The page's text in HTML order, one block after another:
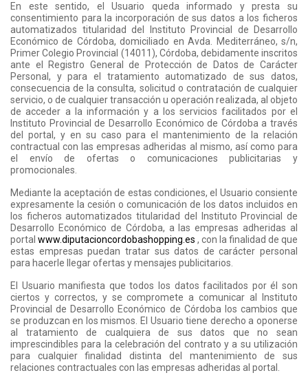
En este sentido, el Usuario queda informado y presta su
consentimiento para la incorporación de sus datos a los ficheros
automatizados titularidad del Instituto Provincial de Desarrollo
Económico de Córdoba, domiciliado en Avda. Mediterráneo, s/n,
Primer Colegio Provincial (14011), Córdoba, debidamente inscritos
ante el Registro General de Protección de Datos de Carácter
Personal, y para el tratamiento automatizado de sus datos,
consecuencia de la consulta, solicitud o contratación de cualquier
servicio, o de cualquier transacción u operación realizada, al objeto
de acceder a la información y a los servicios facilitados por el
Instituto Provincial de Desarrollo Económico de Córdoba a través
del portal, y en su caso para el mantenimiento de la relación
contractual con las empresas adheridas al mismo, así como para
el envío de ofertas o comunicaciones publicitarias y
promocionales.
Mediante la aceptación de estas condiciones, el Usuario consiente
expresamente la cesión o comunicación de los datos incluidos en
los ficheros automatizados titularidad del Instituto Provincial de
Desarrollo Económico de Córdoba, a las empresas adheridas al
portal www.diputacioncordobashopping.es , con la finalidad de que
estas empresas puedan tratar sus datos de carácter personal
para hacerle llegar ofertas y mensajes publicitarios.
El Usuario manifiesta que todos los datos facilitados por él son
ciertos y correctos, y se compromete a comunicar al Instituto
Provincial de Desarrollo Económico de Córdoba los cambios que
se produzcan en los mismos. El Usuario tiene derecho a oponerse
al tratamiento de cualquiera de sus datos que no sean
imprescindibles para la celebración del contrato y a su utilización
para cualquier finalidad distinta del mantenimiento de sus
relaciones contractuales con las empresas adheridas al portal.